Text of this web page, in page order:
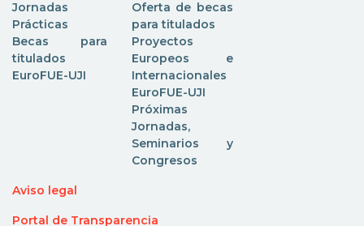
Jornadas
Prácticas
Becas para
titulados
EuroFUE-UJI
Oferta de becas
para titulados
Proyectos
Europeos e
Internacionales
EuroFUE-UJI
Próximas
Jornadas,
Seminarios y
Congresos
Aviso legal
Portal de Transparencia